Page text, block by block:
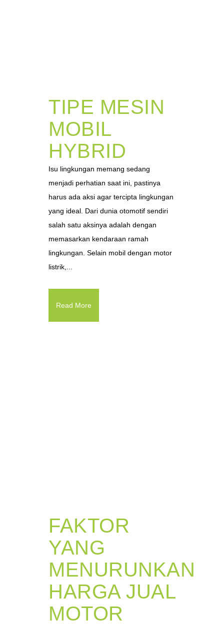
TIPE MESIN
MOBIL
HYBRID
Isu lingkungan memang sedang
menjadi perhatian saat ini, pastinya
harus ada aksi agar tercipta lingkungan
yang ideal. Dari dunia otomotif sendiri
salah satu aksinya adalah dengan
memasarkan kendaraan ramah
lingkungan. Selain mobil dengan motor
listrik,...
Read More
FAKTOR
YANG
MENURUNKAN
HARGA JUAL
MOTOR